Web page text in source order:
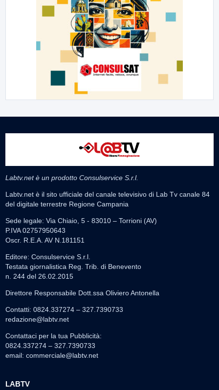
Labtv.net è un prodotto Consulservice S.r.l.
Labtv.net è il sito ufficiale del canale televisivo di Lab Tv canale 84
del digitale terrestre Regione Campania
Sede legale: Via Chiaio, 5 - 83010 – Torrioni (AV)
P.IVA 02757950643
Oscr. R.E.A. AV N.181151
Editore: Consulservice S.r.l.
Testata giornalistica Reg. Trib. di Benevento
n. 244 del 26.02.2015
Direttore Responsabile Dott.ssa Oliviero Antonella
Contatti: 0824.337274 – 327.7390733
redazione@labtv.net
Contattaci per la tua Pubblicità:
0824.337274 – 327.7390733
email: commerciale@labtv.net
LABTV